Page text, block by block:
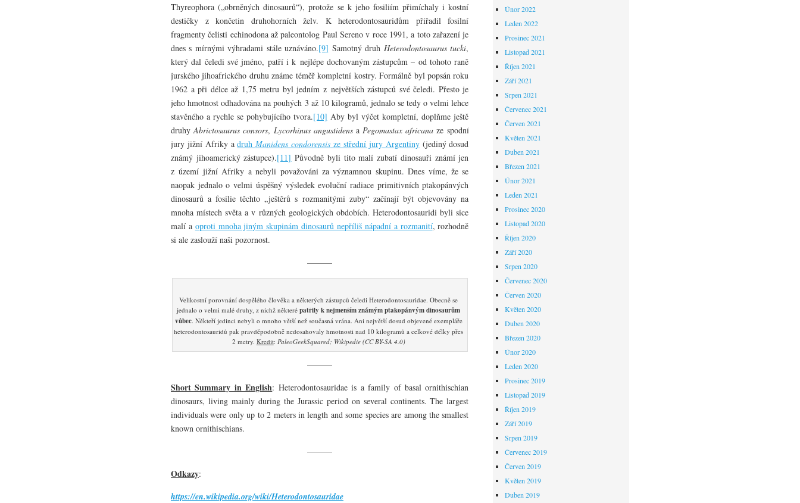
Thyreophora („obrněných dinosaurů“), protože se k jeho fosiliím přimíchaly i kostní
destičky z končetin druhohorních želv. K heterodontosauridům přiřadil fosilní
fragmenty čelisti echinodona až paleontolog Paul Sereno v roce 1991, a toto zařazení je
dnes s mírnými výhradami stále uznáváno.[9] Samotný druh Heterodontosaurus tucki,
který dal čeledi své jméno, patří i k nejlépe dochovaným zástupcům – od tohoto raně
jurského jihoafrického druhu známe téměř kompletní kostry. Formálně byl popsán roku
1962 a při délce až 1,75 metru byl jedním z největších zástupců své čeledi. Přesto je
jeho hmotnost odhadována na pouhých 3 až 10 kilogramů, jednalo se tedy o velmi lehce
stavěného a rychle se pohybujícího tvora.[10] Aby byl výčet kompletní, doplňme ještě
druhyAbrictosaurus consors, Lycorhinus angustidensa Pegomastax africana ze spodní
jury jižní Afriky adruhManidens condorensis ze střední jury Argentiny(jediný dosud
známý jihoamerický zástupce).[11] Původně byli tito malí zubatí dinosauři známí jen
z území jižní Afriky a nebyli považováni za významnou skupinu. Dnes víme, že se
naopak jednalo o velmi úspěšný výsledek evoluční radiace primitivních ptakopánvých
dinosaurů a fosilie těchto „ještěrů s rozmanitými zuby“ začínají být objevovány na
mnoha místech světa a v různých geologických obdobích. Heterodontosauridi byli sice
malí a oproti mnoha jiným skupinám dinosaurů nepříliš nápadní a rozmanití, rozhodně
si ale zaslouží naši pozornost.
———
Velikostní porovnání dospělého člověka a některých zástupců čeledi Heterodontosauridae. Obecně se
jednalo o velmi malé druhy, z nichž některépatřily k nejmenším známým ptakopánvým dinosaurům
vůbec. Někteří jedinci nebyli o mnoho větší než současná vrána. Ani největší dosud objevené exempláře
heterodontosauridů pak pravděpodobně nedosahovaly hmotnosti nad 10 kilogramů a celkové délky přes
2 metry. Kredit: PaleoGeekSquared; Wikipedie (CC BY-SA 4.0)
———
Short Summary in English: Heterodontosauridae is a family of basal ornithischian
dinosaurs, living mainly during the Jurassic period on several continents. The largest
individuals were only up to 2 meters in length and some species are among the smallest
known ornithischians.
———
Odkazy:
https://en.wikipedia.org/wiki/Heterodontosauridae
Únor 2022
Leden 2022
Prosinec 2021
Listopad 2021
Říjen 2021
Září 2021
Srpen 2021
Červenec 2021
Červen 2021
Květen 2021
Duben 2021
Březen 2021
Únor 2021
Leden 2021
Prosinec 2020
Listopad 2020
Říjen 2020
Září 2020
Srpen 2020
Červenec 2020
Červen 2020
Květen 2020
Duben 2020
Březen 2020
Únor 2020
Leden 2020
Prosinec 2019
Listopad 2019
Říjen 2019
Září 2019
Srpen 2019
Červenec 2019
Červen 2019
Květen 2019
Duben 2019